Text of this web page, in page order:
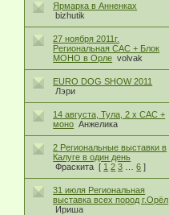
Ярмарка в Анненках
bizhutik
27 ноября 2011г.
Региональная САС + Блок
МОНО в Орле volvak
EURO DOG SHOW 2011
Лэри
14 августа, Тула, 2 х САС +
моно Анжелика
2 Региональные выставки в
Калуге в один день
Фраскита [ 1 2 3 6 ]
31 июля Региональная
выставка всех пород г.Орёл
Ириша